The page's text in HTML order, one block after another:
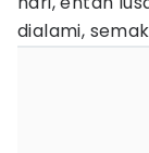
dialami,